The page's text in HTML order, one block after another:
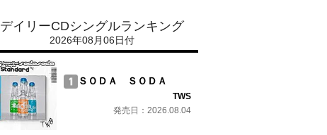
デイリーCDシングルランキング
2026年08月06日付
ＳＯＤＡ ＳＯＤＡ
TWS
発売日：2026.08.04